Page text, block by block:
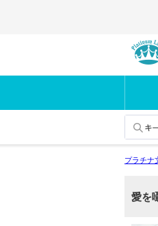
プラチナ
愛を